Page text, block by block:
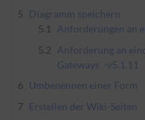
5 Diagramm speichern
5.1
Anforderungen an
5.2 Anforderung an
Gateways -v5.1.1 1
6 Umbenennen einer Form
7 Erstellen der Wiki-Seiten